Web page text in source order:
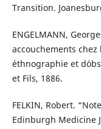
Transition.
ENGELMANN,
accouchements
´ethnographie et
et Fils, 1886.
FELKIN, Robert.
Edinburgh Medicine